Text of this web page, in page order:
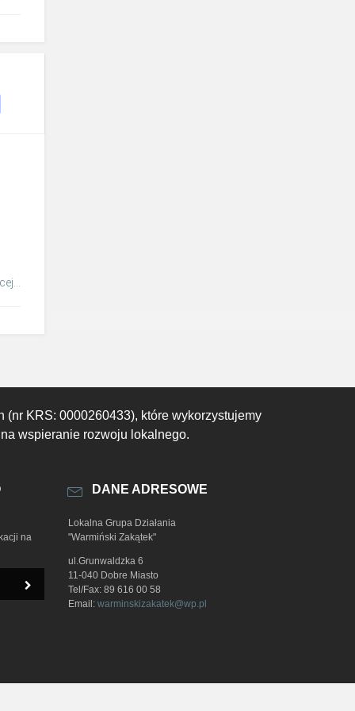
KRS: 0000260433), które wykorzystujemy
wspieranie rozwoju lokalnego.
na
DANE ADRESOWE
Lokalna Grupa Działania
"Warmiński Zakątek"
ul.Grunwaldzka 6
11-040 Dobre Miasto
Tel/Fax: 89 616 00 58
Email: warminskizakatek@wp.pl